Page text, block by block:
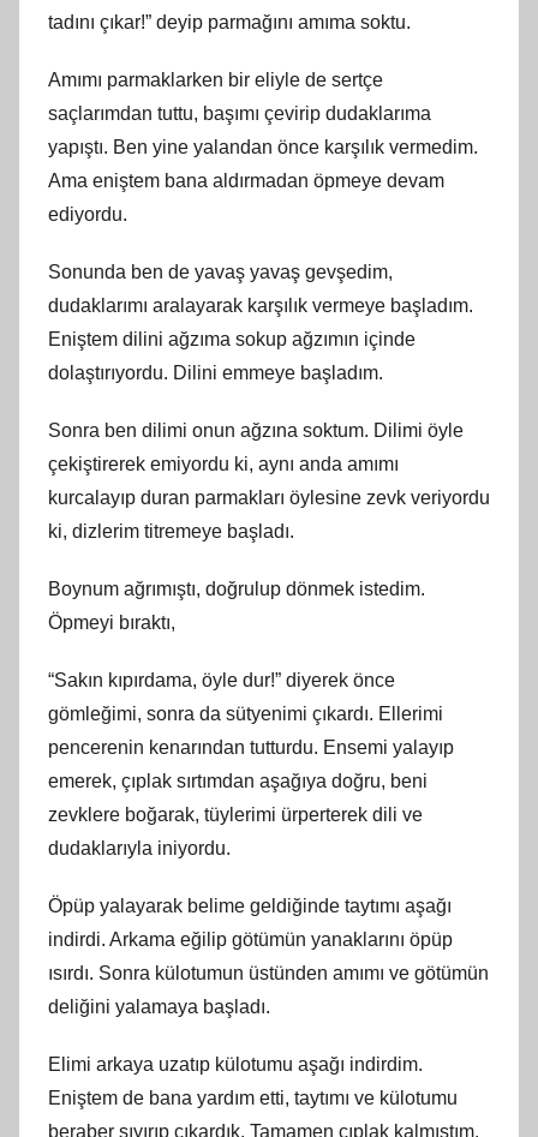
tadını çıkar!” deyip parmağını amıma soktu.
Amımı parmaklarken bir eliyle de sertçe
saçlarımdan tuttu, başımı çevirip dudaklarıma
yapıştı. Ben yine yalandan önce karşılık vermedim.
Ama eniştem bana aldırmadan öpmeye devam
ediyordu.
Sonunda ben de yavaş yavaş gevşedim,
dudaklarımı aralayarak karşılık vermeye başladım.
Eniştem dilini ağzıma sokup ağzımın içinde
dolaştırıyordu. Dilini emmeye başladım.
Sonra ben dilimi onun ağzına soktum. Dilimi öyle
çekiştirerek emiyordu ki, aynı anda amımı
kurcalayıp duran parmakları öylesine zevk veriyordu
ki, dizlerim titremeye başladı.
Boynum ağrımıştı, doğrulup dönmek istedim.
Öpmeyi bıraktı,
“Sakın kıpırdama, öyle dur!” diyerek önce
gömleğimi, sonra da sütyenimi çıkardı. Ellerimi
pencerenin kenarından tutturdu. Ensemi yalayıp
emerek, çıplak sırtımdan aşağıya doğru, beni
zevklere boğarak, tüylerimi ürperterek dili ve
dudaklarıyla iniyordu.
Öpüp yalayarak belime geldiğinde taytımı aşağı
indirdi. Arkama eğilip götümün yanaklarını öpüp
ısırdı. Sonra külotumun üstünden amımı ve götümün
deliğini yalamaya başladı.
Elimi arkaya uzatıp külotumu aşağı indirdim.
Eniştem de bana yardım etti, taytımı ve külotumu
beraber sıyırıp çıkardık. Tamamen çıplak kalmıştım.